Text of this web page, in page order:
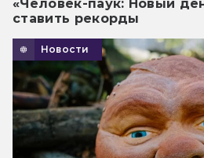
«Человек-паук: Новый
ставить рекорды
Новости